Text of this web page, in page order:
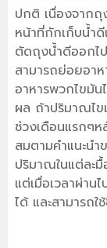
ปกติ เนื่องจากถุ
หน้าที่กักเก็บน้ำ
ตัดถุงน้ำดีออกไ
สามารถย่อยอาห
อาหารพวกไขมั
ผล ถ้าปริมาณไข
ช่วงเดือนแรกๆห
สมตามคำแนะน
ปริมาณในแต่ละ
แต่เมื่อเวลาผ่าน
ได้ และสามารถ